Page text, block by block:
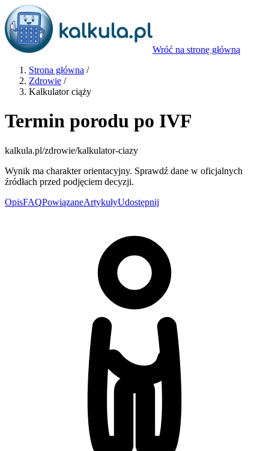
Wróć na stronę główną
Strona główna /
Zdrowie /
Kalkulator ciąży
Termin porodu po IVF
kalkula.pl/zdrowie/kalkulator-ciazy
Wynik ma charakter orientacyjny. Sprawdź dane w oficjalnych
źródłach przed podjęciem decyzji.
OpisFAQPowiązaneArtykułyUdostępnij